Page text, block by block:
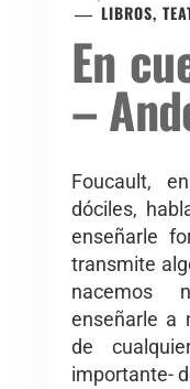
LIBROS,
En
–
Foucault,
dóciles,
enseñarle
transmite
nacemos
enseñarle a
de
importante-